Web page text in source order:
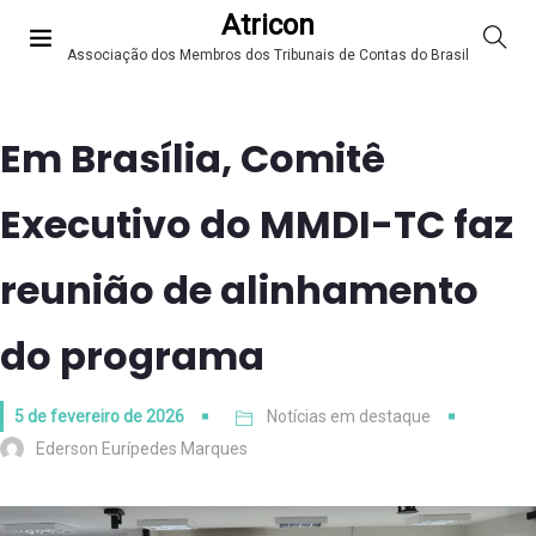
Atricon
Associação dos Membros dos Tribunais de Contas do Brasil
Em Brasília, Comitê
Executivo do MMDI-TC faz
reunião de alinhamento
do programa
5 de fevereiro de 2026
Notícias em destaque
Ederson Eurípedes Marques